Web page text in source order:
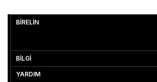
BİRELİN
BİLGİ
YARDIM